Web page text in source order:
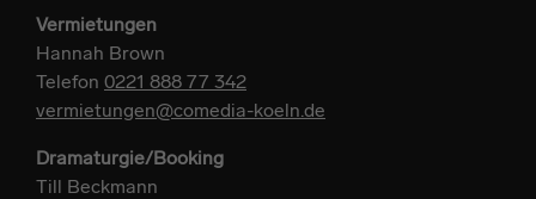
Vermietungen
Hannah Brown
Telefon 0221 888 77 342
vermietungen@comedia-koeln.de
Dramaturgie/Booking
Till Beckmann